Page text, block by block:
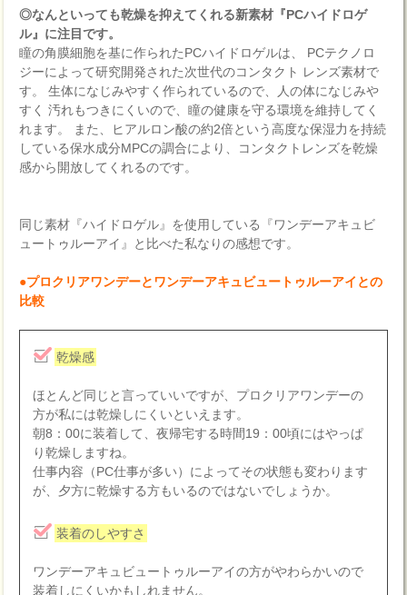
◎なんといっても乾燥を抑えてくれる新素材『PCハイドロゲ
ル』に注目です。
瞳の角膜細胞を基に作られたPCハイドロゲルは、 PCテクノロ
ジーによって研究開発された次世代のコンタクト レンズ素材で
す。 生体になじみやすく作られているので、人の体になじみや
すく 汚れもつきにくいので、瞳の健康を守る環境を維持してく
れます。 また、ヒアルロン酸の約2倍という高度な保湿力を持続
している保水成分MPCの調合により、コンタクトレンズを乾燥
感から開放してくれるのです。
同じ素材『ハイドロゲル』を使用している『ワンデーアキュビ
ュートゥルーアイ』と比べた私なりの感想です。
●プロクリアワンデーとワンデーアキュビュートゥルーアイとの
比較
乾燥感
ほとんど同じと言っていいですが、プロクリアワンデーの
方が私には乾燥しにくいといえます。
朝8：00に装着して、夜帰宅する時間19：00頃にはやっぱ
り乾燥しますね。
仕事内容（PC仕事が多い）によってその状態も変わります
が、夕方に乾燥する方もいるのではないでしょうか。
装着のしやすさ
ワンデーアキュビュートゥルーアイの方がやわらかいので
装着しにくいかもしれません。